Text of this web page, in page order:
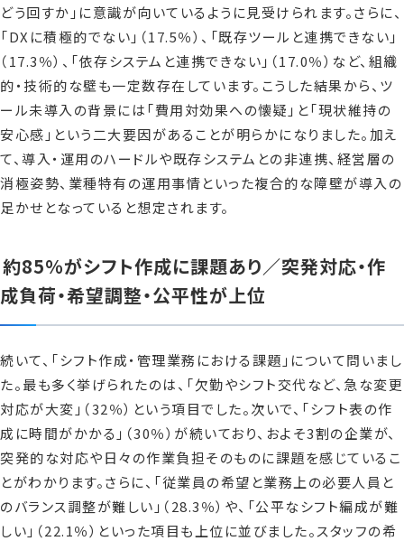
どう回すか」に意識が向いているように見受けられます。さらに、
「DXに積極的でない」（17.5％）、「既存ツールと連携できない」
（17.3％）、「依存システムと連携できない」（17.0％）など、組織
的・技術的な壁も一定数存在しています。こうした結果から、ツ
ール未導入の背景には「費用対効果への懐疑」と「現状維持の
安心感」という二大要因があることが明らかになりました。加え
て、導入・運用のハードルや既存システムとの非連携、経営層の
消極姿勢、業種特有の運用事情といった複合的な障壁が導入の
足かせとなっていると想定されます。
約85％がシフト作成に課題あり／突発対応・作
成負荷・希望調整・公平性が上位
続いて、「シフト作成・管理業務における課題」について問いまし
た。最も多く挙げられたのは、「欠勤やシフト交代など、急な変更
対応が大変」（32％）という項目でした。次いで、「シフト表の作
成に時間がかかる」（30％）が続いており、およそ3割の企業が、
突発的な対応や日々の作業負担そのものに課題を感じているこ
とがわかります。さらに、「従業員の希望と業務上の必要人員と
のバランス調整が難しい」（28.3％）や、「公平なシフト編成が難
しい」（22.1％）といった項目も上位に並びました。スタッフの希